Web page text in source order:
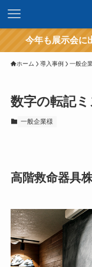
今年も展示会に
ホーム 導入事例 一般企
数字の転記
一般企業様
高階救命器具